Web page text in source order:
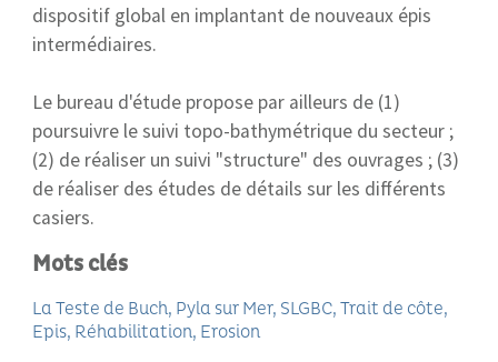
dispositif global en implantant de nouveaux épis
intermédiaires.
Le bureau d'étude propose par ailleurs de (1)
poursuivre le suivi topo-bathymétrique du secteur ;
(2) de réaliser un suivi "structure" des ouvrages ; (3)
de réaliser des études de détails sur les différents
casiers.
Mots clés
La Teste de Buch Pyla sur Mer SLGBC Trait de côte
Epis Réhabilitation Erosion